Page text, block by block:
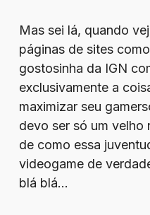
Mas sei lá, quando
páginas de sites
gostosinha da IGN
exclusivamente a
maximizar seu
devo ser só um velho
de como essa
videogame de
blá blá…